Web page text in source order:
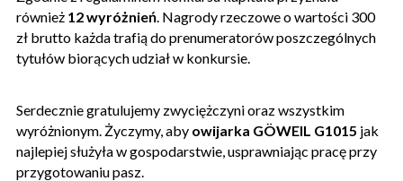
również 12 wyróżnień . Nagrody rzeczowe o wartości 300
zł brutto każda trafią do prenumeratorów poszczególnych
tytułów biorących udział w konkursie.
Serdecznie gratulujemy zwyciężczyni oraz wszystkim
wyróżnionym. Życzymy, aby owijarka GÖWEIL G1015 jak
najlepiej służyła w gospodarstwie, usprawniając pracę przy
przygotowaniu pasz.